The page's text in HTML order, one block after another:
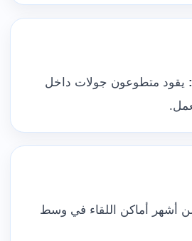
يقود متطوعون جولات داخل
أشهر أماكن اللقاء في وسط